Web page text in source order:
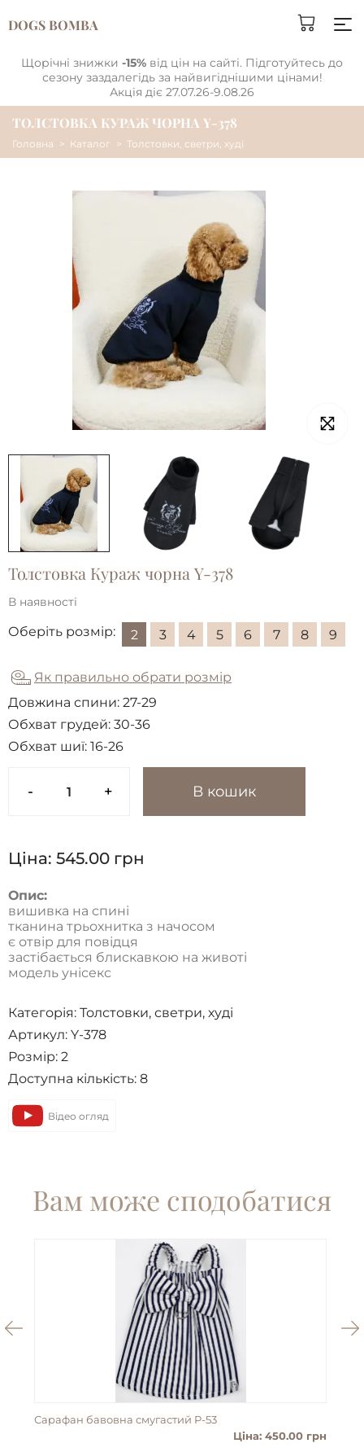
DOGS BOMBA
Щорічні знижки -15% від цін на сайті. Підготуйтесь до
сезону заздалегідь за найвигіднішими цінами!
Акція діє 27.07.26-9.08.26
ТОЛСТОВКА КУРАЖ ЧОРНА Y-378
Головна Каталог Толстовки, светри, худі
Толстовка Кураж чорна Y-378
В наявності
Оберіть розмір: 2 3 4 5 6 7 8 9
Як правильно обрати розмір
Довжина спини: 27-29
Обхват грудей: 30-36
Обхват шиї: 16-26
- + В кошик
Ціна: 545.00 грн
Опис:
вишивка на спині
тканина трьохнитка з начосом
є отвір для повідця
застібається блискавкою на животі
модель унісекс
Категорія: Толстовки, светри, худі
Артикул: Y-378
Розмір: 2
Доступна кількість: 8
Відео огляд
Вам може сподобатися
Сарафан бавовна смугастий P-53
Ціна: 450.00 грн